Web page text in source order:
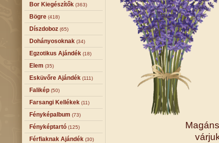
Bor Kiegészítők (363)
Bögre (418)
Díszdoboz (65)
Dohányosoknak (34)
Egzotikus Ajándék (18)
Elem (35)
Esküvőre Ajándék (111)
Falikép (50)
Farsangi Kellékek (11)
Fényképalbum (73)
Fényképtartó (125)
Férfiaknak Ajándék (30)